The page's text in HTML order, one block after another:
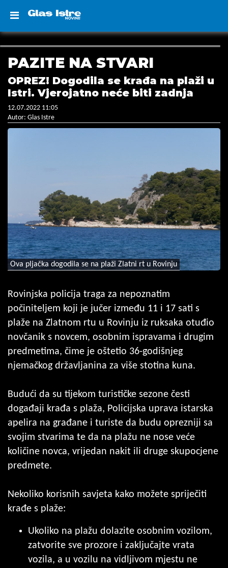
PAZITE NA STVARI
OPREZ! Dogodila se krađa na plaži u
Istri. Vjerojatno neće biti zadnja
12.07.2022 11:05
Autor: Glas Istre
Ova pljačka dogodila se na plaži Zlatni rt u Rovinju
Rovinjska policija traga za nepoznatim
počiniteljem koji je jučer između 11 i 17 sati s
plaže na Zlatnom rtu u Rovinju iz ruksaka otuđio
novčanik s novcem, osobnim ispravama i drugim
predmetima, čime je oštetio 36-godišnjeg
njemačkog državljanina za više stotina kuna.
Budući da su tijekom turističke sezone česti
događaji krađa s plaža, Policijska uprava istarska
apelira na građane i turiste da budu oprezniji sa
svojim stvarima te da na plažu ne nose veće
količine novca, vrijedan nakit ili druge skupocjene
predmete.
Nekoliko korisnih savjeta kako možete spriječiti
krađe s plaže:
Ukoliko na plažu dolazite osobnim vozilom,
zatvorite sve prozore i zaključajte vrata
vozila, a u vozilu na vidljivom mjestu ne